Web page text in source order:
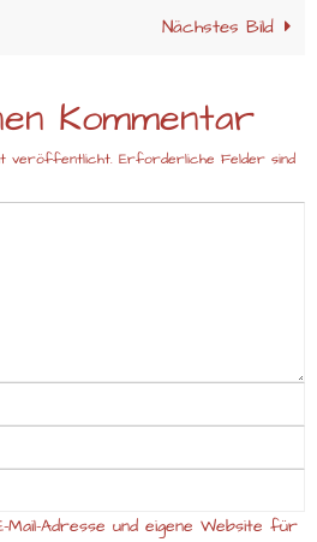
Nächstes Bild
Kommentar
veröffentlicht. Erforderliche Felder sind
Mail-Adresse und eigene Website für